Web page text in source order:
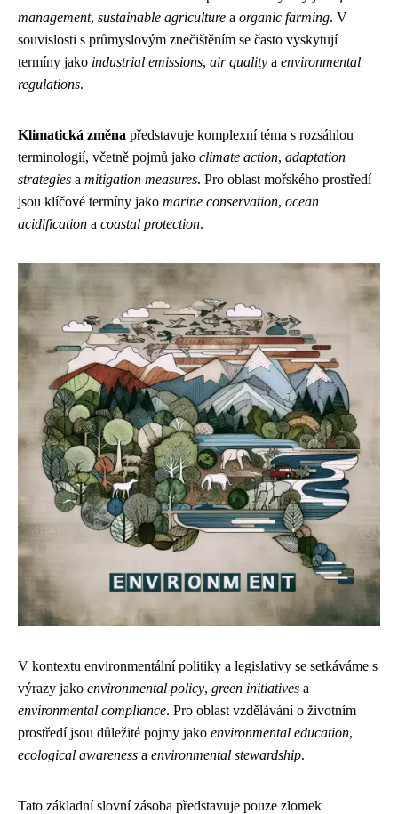
management, sustainable agriculture a organic farming. V
souvislosti s průmyslovým znečištěním se často vyskytují
termíny jako industrial emissions, air quality a environmental
regulations.
Klimatická změna představuje komplexní téma s rozsáhlou
terminologií, včetně pojmů jako climate action, adaptation
strategies a mitigation measures. Pro oblast mořského prostředí
jsou klíčové termíny jako marine conservation, ocean
acidification a coastal protection.
V kontextu environmentální politiky a legislativy se setkáváme s
výrazy jako environmental policy, green initiatives a
environmental compliance. Pro oblast vzdělávání o životním
prostředí jsou důležité pojmy jako environmental education,
ecological awareness a environmental stewardship.
Tato základní slovní zásoba představuje pouze zlomek